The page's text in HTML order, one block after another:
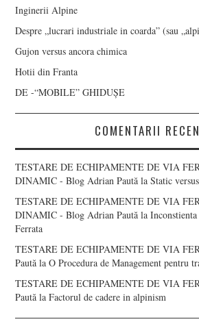
Inginerii Alpine
Despre „lucrari industriale in coarda” (sau
Gujon versus ancora chimica
Hotii din Franta
DE -“MOBILE” GHIDUȘE
COMENTARII
TESTARE DE ECHIPAMENTE DE VIA
DINAMIC - Blog Adrian Paută laStatic
TESTARE DE ECHIPAMENTE DE VIA
DINAMIC - Blog Adrian Paută la
Ferrata
TESTARE DE ECHIPAMENTE DE VIA
Paută laO Procedura de Management pentru
TESTARE DE ECHIPAMENTE DE VIA
Paută laFactorul de cadere in alpinism